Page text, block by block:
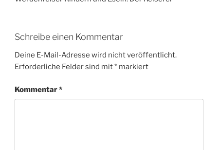
Schreibe einen Kommentar
Deine E-Mail-Adresse wird nicht veröffentlicht.
Erforderliche Felder sind mit* markiert
Kommentar*